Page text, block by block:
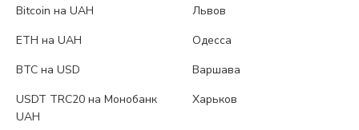
Bitcoin на UAH
ETH на UAH
BTC на USD
USDT TRC20 на Монобанк
UAH
Львов
Одесса
Варшава
Харьков